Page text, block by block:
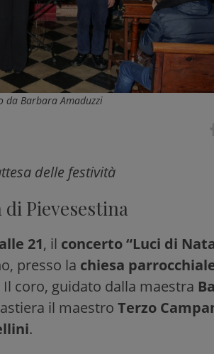
da Barbara Amaduzzi
delle festività
Pievesestina
21, il concerto “Luci di
presso la chiesa
Il coro, guidato dalla maestra
il maestro Terzo
.